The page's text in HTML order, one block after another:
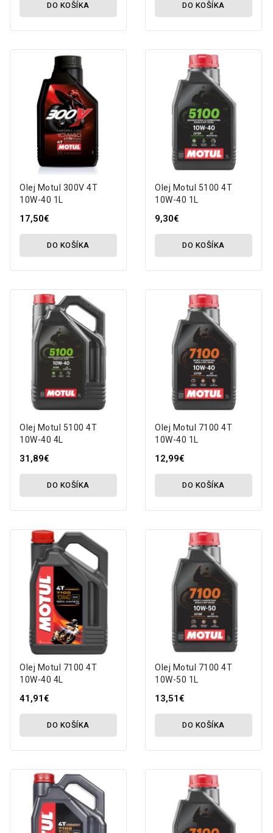
DO KOŠÍKA DO KOŠÍKA
Olej Motul 300V 4T
10W-40 1L
17,50€
DO KOŠÍKA
Olej Motul 5100 4T
10W-40 1L
9,30€
DO KOŠÍKA
Olej Motul 5100 4T
10W-40 4L
31,89€
DO KOŠÍKA
Olej Motul 7100 4T
10W-40 1L
12,99€
DO KOŠÍKA
Olej Motul 7100 4T
10W-40 4L
41,91€
DO KOŠÍKA
Olej Motul 7100 4T
10W-50 1L
13,51€
DO KOŠÍKA